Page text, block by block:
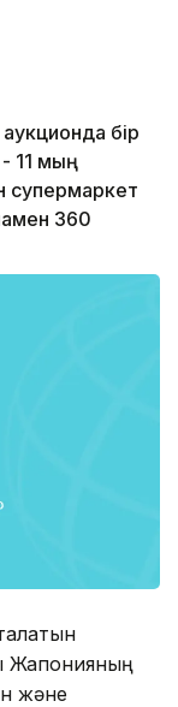
бір
11 мың
супермаркет
360
Жапонияның
және